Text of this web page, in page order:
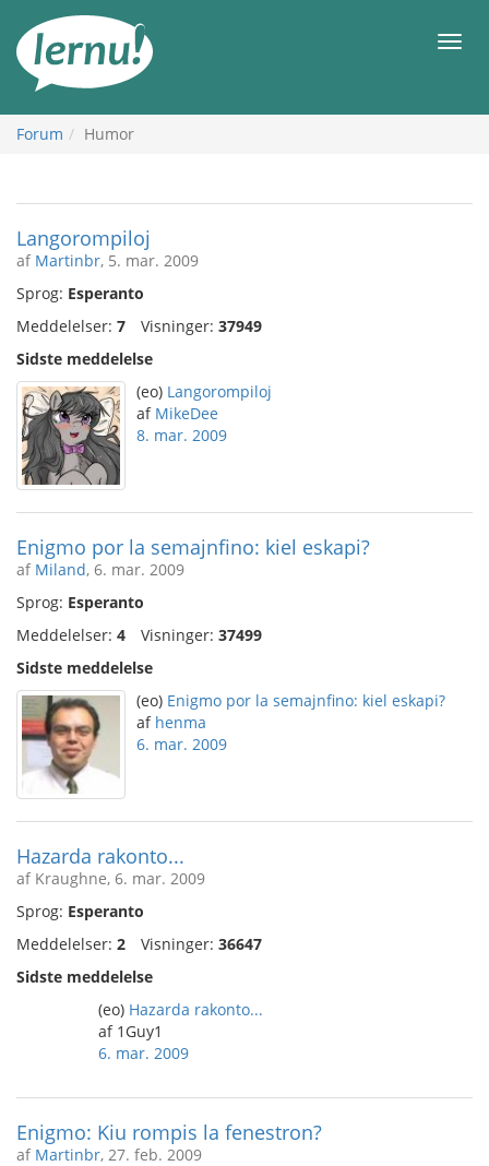
indholdet
Forum Humor
Langorompiloj
af Martinbr, 5. mar. 2009
Sprog: Esperanto
Meddelelser: 7 Visninger: 37949
Sidste meddelelse
(eo) Langorompiloj
af MikeDee
8. mar. 2009
Enigmo por la semajnfino: kiel eskapi?
af Miland, 6. mar. 2009
Sprog: Esperanto
Meddelelser: 4 Visninger: 37499
Sidste meddelelse
(eo) Enigmo por la semajnfino: kiel eskapi?
af henma
6. mar. 2009
Hazarda rakonto...
af Kraughne, 6. mar. 2009
Sprog: Esperanto
Meddelelser: 2 Visninger: 36647
Sidste meddelelse
(eo) Hazarda rakonto...
af 1Guy1
6. mar. 2009
Enigmo: Kiu rompis la fenestron?
af Martinbr, 27. feb. 2009